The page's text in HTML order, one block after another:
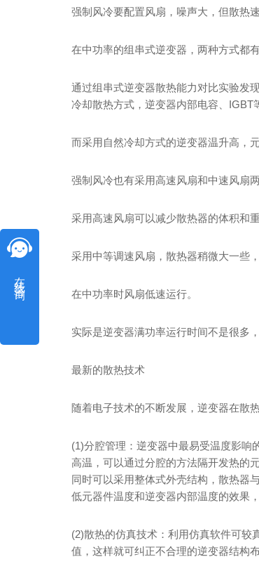
强制风冷要配置风扇，噪声大，但散热
在中功率的组串式逆变器，两种方式都有
通过组串式逆变器散热能力对比实验发
冷却散热方式，逆变器内部电容、
而采用自然冷却方式的逆变器温升高，
强制风冷也有采用高速风扇和中速风扇两
采用高速风扇可以减少散热器的体积和
采用中等调速风扇，散热器稍微大一些
在中功率时风扇低速运行。
实际是逆变器满功率运行时间不是很多
最新的散热技术
随着电子技术的不断发展，逆变器在散
(1)分腔管理：逆变器中最易受温度影响
高温，可以通过分腔的方法隔开发热的
同时可以采用整体式外壳结构，散热器
低元器件温度和逆变器内部温度的效果
(2)散热的仿真技术：利用仿真软件可较
值，这样就可纠正不合理的逆变器结构
在线咨询